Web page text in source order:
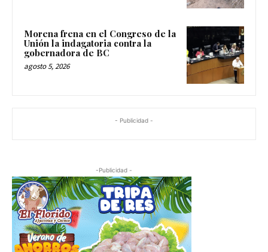
Morena frena en el Congreso de la
Unión la indagatoria contra la
gobernadora de BC
agosto 5, 2026
- Publicidad -
-Publicidad -